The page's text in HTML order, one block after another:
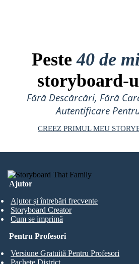
Peste40 de
storyboard-
Fără Descărcări, Fără
Autentificare
CREEZ PRIMUL MEU
Ajutor
Ajutor și întrebări frecvente
Storyboard Creator
Cum se imprimă
Pentru Profesori
Versiune Gratuită Pentru Profesori
Pachete District